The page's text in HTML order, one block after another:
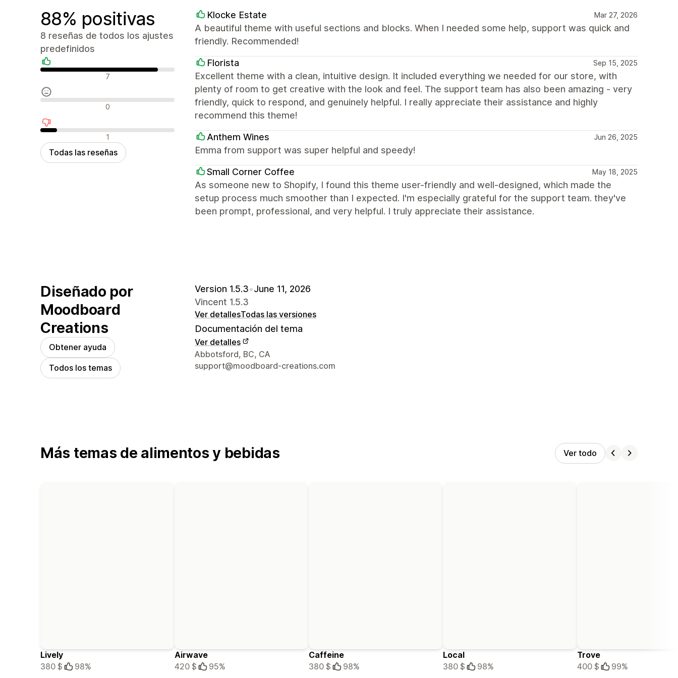
88% positivas
8 reseñas de todos los ajustes
predefinidos
Reseñas positivas7
Reseñas neutras 0
Reseñas negativas
1
Todas las reseñas
Klocke Estate Mar 27, 2026
A beautiful theme with useful sections and blocks. When I needed some help, support was quick and
friendly. Recommended!
Florista Sep 15, 2025
Excellent theme with a clean, intuitive design. It included everything we needed for our store, with
plenty of room to get creative with the look and feel. The support team has also been amazing - very
friendly, quick to respond, and genuinely helpful. I really appreciate their assistance and highly
recommend this theme!
Anthem Wines Jun 26, 2025
Emma from support was super helpful and speedy!
Small Corner Coffee May 18, 2025
As someone new to Shopify, I found this theme user-friendly and well-designed, which made the
setup process much smoother than I expected. I'm especially grateful for the support team. they've
been prompt, professional, and very helpful. I truly appreciate their assistance.
Diseñado por
Moodboard
Creations
Obtener ayuda
Todos los temas
Version 1.5.3•June 11, 2026
Vincent 1.5.3
Ver detallesTodas las versiones
Documentación del tema
Ver detalles
Detalles de contacto del diseñador
Abbotsford, BC, CA
support@moodboard-creations.com
Más temas de alimentos y bebidas Ver todo
Lively
380 $
98%
Airwave
420 $
95%
Caffeine
380 $
98%
Local
380 $
98%
Trove
400 $
99%